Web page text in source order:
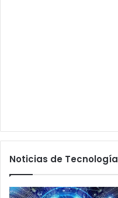
Noticias de Tecnología